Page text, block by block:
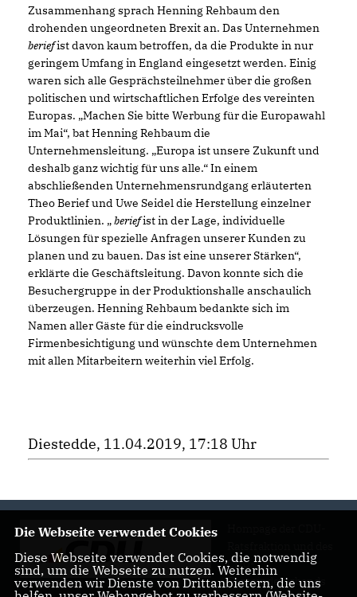
Zusammenhang sprach Henning Rehbaum den
drohenden ungeordneten Brexit an. Das Unternehmen
beriefist davon kaum betroffen, da die Produkte in nur
geringem Umfang in England eingesetzt werden. Einig
waren sich alle Gesprächsteilnehmer über die großen
politischen und wirtschaftlichen Erfolge des vereinten
Europas. „Machen Sie bitte Werbung für die Europawahl
im Mai“, bat Henning Rehbaum die
Unternehmensleitung. „Europa ist unsere Zukunft und
deshalb ganz wichtig für uns alle.“ In einem
abschließenden Unternehmensrundgang erläuterten
Theo Berief und Uwe Seidel die Herstellung einzelner
Produktlinien.beriefist in der Lage, individuelle
Lösungen für spezielle Anfragen unserer Kunden zu
planen und zu bauen. Das ist eine unserer Stärken“,
erklärte die Geschäftsleitung. Davon konnte sich die
Besuchergruppe in der Produktionshalle anschaulich
überzeugen. Henning Rehbaum bedankte sich im
Namen aller Gäste für die eindrucksvolle
Firmenbesichtigung und wünschte dem Unternehmen
mit allen Mitarbeitern weiterhin viel Erfolg.
Diestedde, 11.04.2019, 17:18 Uhr
CDU-
Gemeindeverbands
Die Webseite verwendet Cookies
Diese Webseite verwendet Cookies, die notwendig
sind, um die Webseite zu nutzen. Weiterhin
verwenden wir Dienste von Drittanbietern, die uns